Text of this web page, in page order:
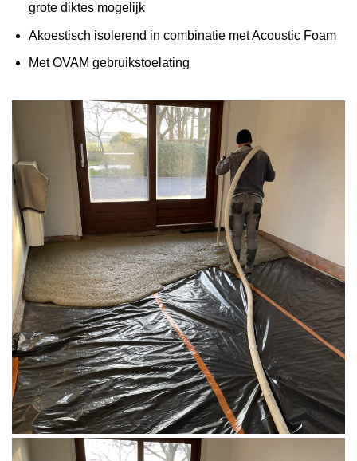
grote diktes mogelijk
Akoestisch isolerend in combinatie met Acoustic Foam
Met OVAM gebruikstoelating